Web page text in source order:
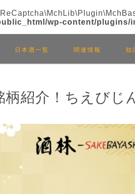
wp-content/
日本酒一覧 関連情報 知
紹介！ちえびじ